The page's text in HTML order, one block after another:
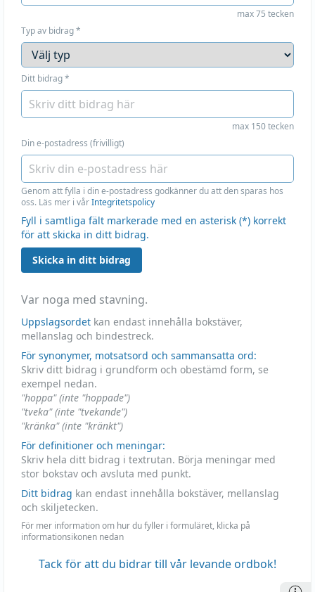
max 75 tecken
Typ av bidrag*
Ditt bidrag*
max 150 tecken
Din e-postadress (frivilligt)
Genom att fylla i din e-postadress godkänner du att den sparas hos
oss. Läs mer i vårIntegritetspolicy
Fyll i samtliga fält markerade med en asterisk (*) korrekt
för att skicka in ditt bidrag.
Skicka in ditt bidrag
Var noga med stavning.
Uppslagsordet kan endast innehålla bokstäver,
mellanslag och bindestreck.
För synonymer, motsatsord och sammansatta ord:
Skriv ditt bidrag i grundform och obestämd form, se
exempel nedan.
"hoppa" (inte "hoppade")
"tveka" (inte "tvekande")
"kränka" (inte "kränkt")
För definitioner och meningar:
Skriv hela ditt bidrag i textrutan. Börja meningar med
stor bokstav och avsluta med punkt.
Ditt bidrag kan endast innehålla bokstäver, mellanslag
och skiljetecken.
För mer information om hur du fyller i formuläret, klicka på
informationsikonen nedan
Tack för att du bidrar till vår levande ordbok!